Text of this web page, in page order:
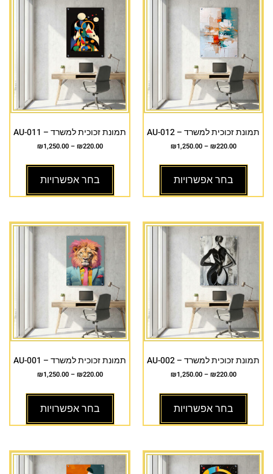
תמונת זכוכית למשרד – AU-012
₪220.00
–
₪1,250.00
בחר אפשרויות
תמונת זכוכית למשרד – AU-011
₪220.00
–
₪1,250.00
בחר אפשרויות
תמונת זכוכית למשרד – AU-002
₪220.00
–
₪1,250.00
בחר אפשרויות
תמונת זכוכית למשרד – AU-001
₪220.00
–
₪1,250.00
בחר אפשרויות